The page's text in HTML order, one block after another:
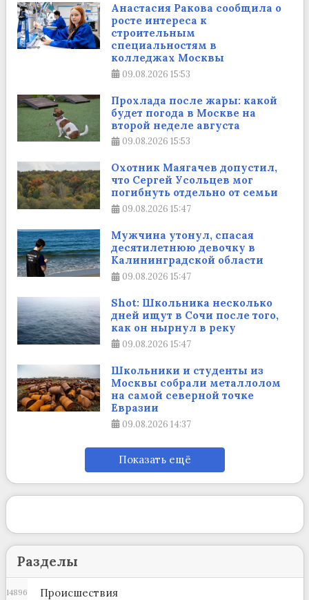
Анастасия Ракова сообщила о
росте интереса к
строительным
специальностям в
колледжах Москвы
09.08.2026 15:53
Прохлада после жары: какой
будет погода в Москве на
второй неделе августа
09.08.2026 15:53
Охотник Маягачев допустил,
что Сергей Усольцев мог
погибнуть отдельно от семьи
09.08.2026 15:47
Мужчина утонул, спасая
десятилетнюю девочку в
Калининградской области
09.08.2026 15:47
Shot: Школьника несколько
дней ищут в Сочи после того,
как он нырнул в реку
09.08.2026 15:47
Школьники и студенты из
Москвы собрали металлолом
на самой северной точке
Евразии
09.08.2026 14:37
Показать ещё
Разделы
Происшествия
14896